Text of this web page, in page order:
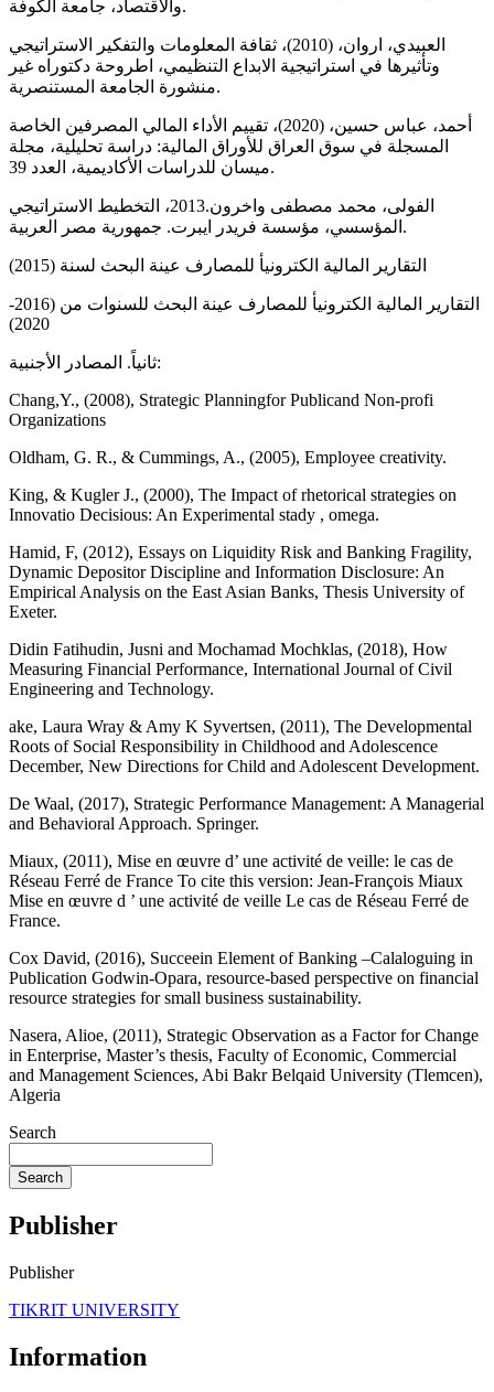
والاقتصاد، جامعة الكوفة.
العبيدي، اروان، (2010)، ثقافة المعلومات والتفكير الاستراتيجي
وتأثيرها في استراتيجية الابداع التنظيمي، اطروحة دكتوراه غير
منشورة الجامعة المستنصرية.
أحمد، عباس حسين، (2020)، تقييم الأداء المالي المصرفين الخاصة
المسجلة في سوق العراق للأوراق المالية: دراسة تحليلية، مجلة
ميسان للدراسات الأكاديمية، العدد 39.
الفولى، محمد مصطفى واخرون.2013، التخطيط الاستراتيجي
المؤسسي، مؤسسة فريدر ايبرت. جمهورية مصر العربية.
التقارير المالية الكترونيأ للمصارف عينة البحث لسنة (2015)
التقارير المالية الكترونيأ للمصارف عينة البحث للسنوات من (2016-
2020)
ثانياً. المصادر الأجنبية:
Chang,Y., (2008), Strategic Planningfor Publicand Non-profi
Organizations
Oldham, G. R., & Cummings, A., (2005), Employee creativity.
King, & Kugler J., (2000), The Impact of rhetorical strategies on
Innovatio Decisious: An Experimental stady , omega.
Hamid, F, (2012), Essays on Liquidity Risk and Banking Fragility,
Dynamic Depositor Discipline and Information Disclosure: An
Empirical Analysis on the East Asian Banks, Thesis University of
Exeter.
Didin Fatihudin, Jusni and Mochamad Mochklas, (2018), How
Measuring Financial Performance, International Journal of Civil
Engineering and Technology.
ake, Laura Wray & Amy K Syvertsen, (2011), The Developmental
Roots of Social Responsibility in Childhood and Adolescence
December, New Directions for Child and Adolescent Development.
De Waal, (2017), Strategic Performance Management: A Managerial
and Behavioral Approach. Springer.
Miaux, (2011), Mise en œuvre d’ une activité de veille: le cas de
Réseau Ferré de France To cite this version: Jean-François Miaux
Mise en œuvre d ’ une activité de veille Le cas de Réseau Ferré de
France.
Cox David, (2016), Succeein Element of Banking –Calaloguing in
Publication Godwin-Opara, resource-based perspective on financial
resource strategies for small business sustainability.
Nasera, Alioe, (2011), Strategic Observation as a Factor for Change
in Enterprise, Master’s thesis, Faculty of Economic, Commercial
and Management Sciences, Abi Bakr Belqaid University (Tlemcen),
Algeria
Search
Search
Publisher
Publisher
TIKRIT UNIVERSITY
Information